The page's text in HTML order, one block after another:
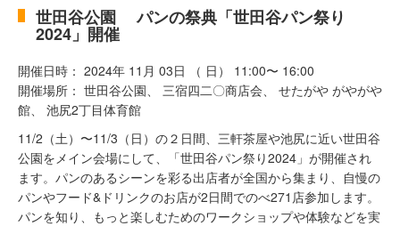
世田谷公園 パンの祭典「世田谷パン祭り
2024」開催
開催日時： 2024年 11月 03日 （ 日） 11:00〜 16:00
開催場所： 世田谷公園、 三宿四二〇商店会、 せたがや がやがや
館、 池尻2丁目体育館
11/2（土）〜11/3（日）の２日間、三軒茶屋や池尻に近い世田谷
公園をメイン会場にして、「世田谷パン祭り2024」が開催され
ます。パンのあるシーンを彩る出店者が全国から集まり、自慢の
パンやフード&ドリンクのお店が2日間でのべ271店参加します。
パンを知り、もっと楽しむためのワークショップや体験などを実